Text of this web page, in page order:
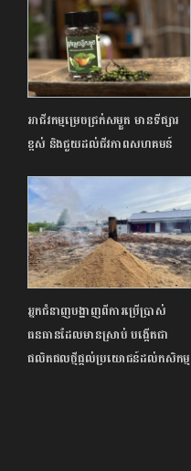
អាជីវកម្មម្រេចជ្រក់សម្ងួត មានទីផ្សារ
ខ្ពស់ និងជួយដល់ជីវភាពសហគមន៍
អ្នកជំនាញបង្ហាញពីការប្រើប្រាស់
ធនធានដែលមានស្រាប់ បង្កើតជា
ផលិតផលថ្មីផ្ដល់ប្រយោជន៍ដល់កសិកម្ម